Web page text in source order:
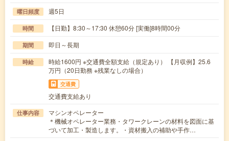
曜日頻度 週5日
時間 【日勤】8:30～17:30 休憩60分 [実働]8時間00分
期間 即日～長期
時給
時給1600円 ※交通費全額支給（規定あり） 【月収例】25.6
万円（20日勤務 ※残業なしの場合）
交通費
交通費支給あり
仕事内容
マシンオペレーター
＊機械オペレーター業務・タワークレーンの材料を図面に基
づいて加工・製造します。・資材搬入の補助や手作…